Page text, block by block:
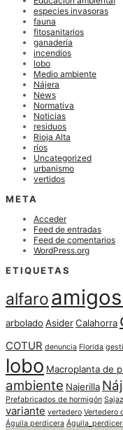
especies invasoras
fauna
fitosanitarios
ganadería
incendios
lobo
Medio ambiente
Nájera
News
Normativa
Noticias
residuos
Rioja Alta
ríos
Uncategorized
urbanismo
vertidos
META
Acceder
Feed de entradas
Feed de comentarios
WordPress.org
ETIQUETAS
alfaro
arboladoAsiderCalahorra
COTUR denuncia Florida
lobo Macroplanta de
ambiente Najerilla
Prefabricados de hormigón
variante vertedero Vertedero
Águila perdicera